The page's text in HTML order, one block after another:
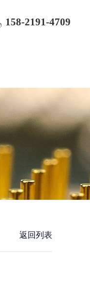
158-2191-4709
OKMETIC&湿法工艺设备
OKMETIC硅片产品
应用领域
CMP 后清洗机
返回列表